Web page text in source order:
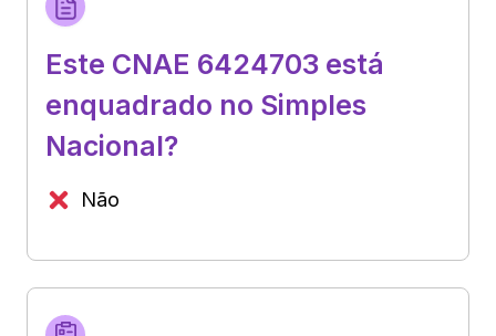
Este CNAE 6424703 está
enquadrado no Simples
Nacional?
Não